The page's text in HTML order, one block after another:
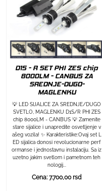
D1S - R SET PHI ZES chip
8000LM - CANBUS ZA
SREDNJE-DUGO-
MAGLENKU
💡 LED SIJALICE ZA SREDNJE/DUGO
SVETLO, MAGLENKU D1S/R PHI ZES
chip 8000LM - CANBUS 💡 Zamenite
stare sijalice i unapredite osvetljenje v
ašeg vozila! ✨ Karakteristike:Ovaj set L
ED sijalica donosi revolucionarne perf
ormanse i jednostavnu instalaciju. Sa iz
uzetno jakim svetlom i pametnom teh
nologij...
Cena: 7.700,00 rsd